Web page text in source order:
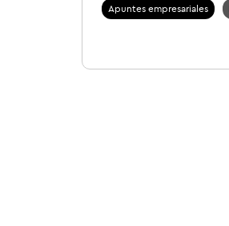
Apuntes empresariales